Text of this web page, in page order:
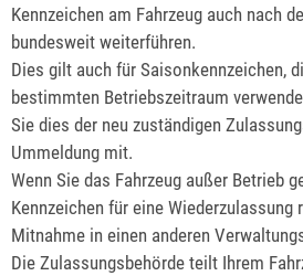
Kennzeichen am Fahrzeug auch nach
bundesweit weiterführen.
Dies gilt auch für Saisonkennzeichen,
bestimmten Betriebszeitraum
Sie dies der neu zuständigen
Ummeldung mit.
Wenn Sie das Fahrzeug außer Betrieb
Kennzeichen für eine Wiederzulassung
Mitnahme in einen anderen
Die Zulassungsbehörde teilt Ihrem